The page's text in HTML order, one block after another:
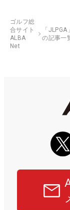
ゴルフ総
合サイト
ALBA
Net
「JLPGA」
の記事一